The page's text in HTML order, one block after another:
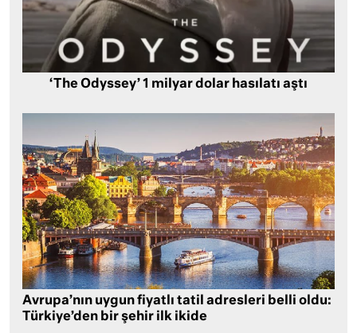
‘The Odyssey’ 1 milyar dolar hasılatı aştı
Avrupa’nın uygun fiyatlı tatil adresleri belli oldu:
Türkiye’den bir şehir ilk ikide